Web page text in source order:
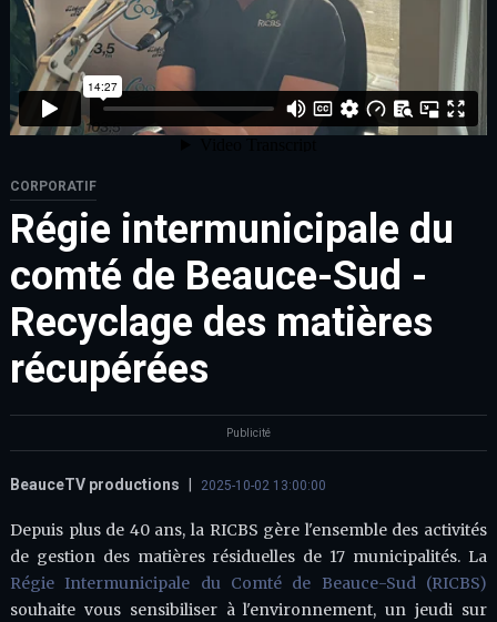
CORPORATIF
Régie intermunicipale du
comté de Beauce-Sud -
Recyclage des matières
récupérées
Publicité
BeauceTV productions 2025-10-02 13:00:00
Depuis plus de 40 ans, la RICBS gère l'ensemble des activités
de gestion des matières résiduelles de 17 municipalités. La
Régie Intermunicipale du Comté de Beauce-Sud (RICBS)
souhaite vous sensibiliser à l'environnement, un jeudi sur